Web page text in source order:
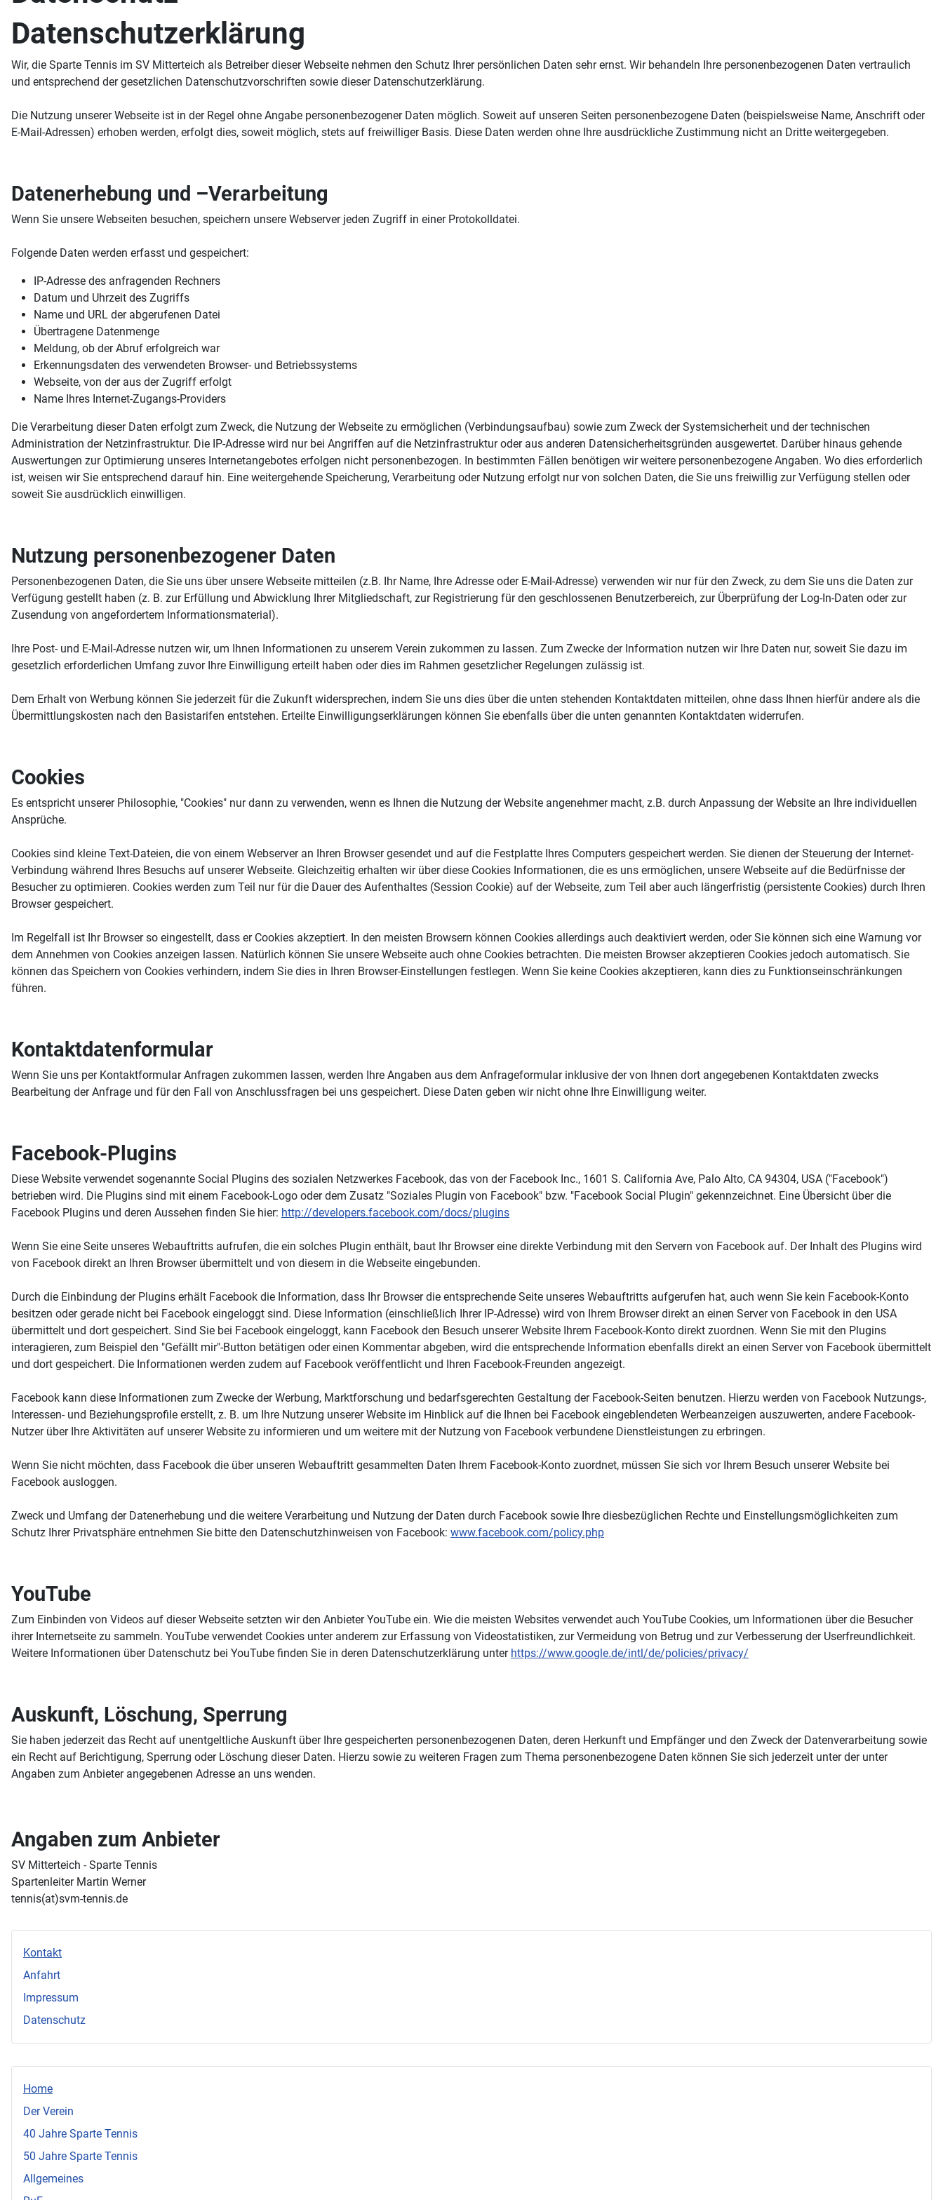
Home
Der Verein
40 Jahre Sparte Tennis
50 Jahre Sparte Tennis
Allgemeines
Datenschutzerklärung
Wir, die Sparte Tennis im SV Mitterteich als Betreiber dieser Webseite nehmen den Schutz Ihrer persönlichen Daten sehr ernst. Wir behandeln Ihre personenbezogenen Daten vertraulich
und entsprechend der gesetzlichen Datenschutzvorschriften sowie dieser Datenschutzerklärung.
Die Nutzung unserer Webseite ist in der Regel ohne Angabe personenbezogener Daten möglich. Soweit auf unseren Seiten personenbezogene Daten (beispielsweise Name, Anschrift oder
E-Mail-Adressen) erhoben werden, erfolgt dies, soweit möglich, stets auf freiwilliger Basis. Diese Daten werden ohne Ihre ausdrückliche Zustimmung nicht an Dritte weitergegeben.
Datenerhebung und –Verarbeitung
Wenn Sie unsere Webseiten besuchen, speichern unsere Webserver jeden Zugriff in einer Protokolldatei.
Folgende Daten werden erfasst und gespeichert:
IP-Adresse des anfragenden Rechners
Datum und Uhrzeit des Zugriffs
Name und URL der abgerufenen Datei
Übertragene Datenmenge
Meldung, ob der Abruf erfolgreich war
Erkennungsdaten des verwendeten Browser- und Betriebssystems
Webseite, von der aus der Zugriff erfolgt
Name Ihres Internet-Zugangs-Providers
Die Verarbeitung dieser Daten erfolgt zum Zweck, die Nutzung der Webseite zu ermöglichen (Verbindungsaufbau) sowie zum Zweck der Systemsicherheit und der technischen
Administration der Netzinfrastruktur. Die IP-Adresse wird nur bei Angriffen auf die Netzinfrastruktur oder aus anderen Datensicherheitsgründen ausgewertet. Darüber hinaus gehende
Auswertungen zur Optimierung unseres Internetangebotes erfolgen nicht personenbezogen. In bestimmten Fällen benötigen wir weitere personenbezogene Angaben. Wo dies erforderlich
ist, weisen wir Sie entsprechend darauf hin. Eine weitergehende Speicherung, Verarbeitung oder Nutzung erfolgt nur von solchen Daten, die Sie uns freiwillig zur Verfügung stellen oder
soweit Sie ausdrücklich einwilligen.
Nutzung personenbezogener Daten
Personenbezogenen Daten, die Sie uns über unsere Webseite mitteilen (z.B. Ihr Name, Ihre Adresse oder E-Mail-Adresse) verwenden wir nur für den Zweck, zu dem Sie uns die Daten zur
Verfügung gestellt haben (z. B. zur Erfüllung und Abwicklung Ihrer Mitgliedschaft, zur Registrierung für den geschlossenen Benutzerbereich, zur Überprüfung der Log-In-Daten oder zur
Zusendung von angefordertem Informationsmaterial).
Ihre Post- und E-Mail-Adresse nutzen wir, um Ihnen Informationen zu unserem Verein zukommen zu lassen. Zum Zwecke der Information nutzen wir Ihre Daten nur, soweit Sie dazu im
gesetzlich erforderlichen Umfang zuvor Ihre Einwilligung erteilt haben oder dies im Rahmen gesetzlicher Regelungen zulässig ist.
Dem Erhalt von Werbung können Sie jederzeit für die Zukunft widersprechen, indem Sie uns dies über die unten stehenden Kontaktdaten mitteilen, ohne dass Ihnen hierfür andere als die
Übermittlungskosten nach den Basistarifen entstehen. Erteilte Einwilligungserklärungen können Sie ebenfalls über die unten genannten Kontaktdaten widerrufen.
Cookies
Es entspricht unserer Philosophie, "Cookies" nur dann zu verwenden, wenn es Ihnen die Nutzung der Website angenehmer macht, z.B. durch Anpassung der Website an Ihre individuellen
Ansprüche.
Cookies sind kleine Text-Dateien, die von einem Webserver an Ihren Browser gesendet und auf die Festplatte Ihres Computers gespeichert werden. Sie dienen der Steuerung der Internet-
Verbindung während Ihres Besuchs auf unserer Webseite. Gleichzeitig erhalten wir über diese Cookies Informationen, die es uns ermöglichen, unsere Webseite auf die Bedürfnisse der
Besucher zu optimieren. Cookies werden zum Teil nur für die Dauer des Aufenthaltes (Session Cookie) auf der Webseite, zum Teil aber auch längerfristig (persistente Cookies) durch Ihren
Browser gespeichert.
Im Regelfall ist Ihr Browser so eingestellt, dass er Cookies akzeptiert. In den meisten Browsern können Cookies allerdings auch deaktiviert werden, oder Sie können sich eine Warnung vor
dem Annehmen von Cookies anzeigen lassen. Natürlich können Sie unsere Webseite auch ohne Cookies betrachten. Die meisten Browser akzeptieren Cookies jedoch automatisch. Sie
können das Speichern von Cookies verhindern, indem Sie dies in Ihren Browser-Einstellungen festlegen. Wenn Sie keine Cookies akzeptieren, kann dies zu Funktionseinschränkungen
führen.
Kontaktdatenformular
Wenn Sie uns per Kontaktformular Anfragen zukommen lassen, werden Ihre Angaben aus dem Anfrageformular inklusive der von Ihnen dort angegebenen Kontaktdaten zwecks
Bearbeitung der Anfrage und für den Fall von Anschlussfragen bei uns gespeichert. Diese Daten geben wir nicht ohne Ihre Einwilligung weiter.
Facebook-Plugins
Diese Website verwendet sogenannte Social Plugins des sozialen Netzwerkes Facebook, das von der Facebook Inc., 1601 S. California Ave, Palo Alto, CA 94304, USA ("Facebook")
betrieben wird. Die Plugins sind mit einem Facebook-Logo oder dem Zusatz "Soziales Plugin von Facebook" bzw. "Facebook Social Plugin" gekennzeichnet. Eine Übersicht über die
Facebook Plugins und deren Aussehen finden Sie hier: http://developers.facebook.com/docs/plugins
Wenn Sie eine Seite unseres Webauftritts aufrufen, die ein solches Plugin enthält, baut Ihr Browser eine direkte Verbindung mit den Servern von Facebook auf. Der Inhalt des Plugins wird
von Facebook direkt an Ihren Browser übermittelt und von diesem in die Webseite eingebunden.
Durch die Einbindung der Plugins erhält Facebook die Information, dass Ihr Browser die entsprechende Seite unseres Webauftritts aufgerufen hat, auch wenn Sie kein Facebook-Konto
besitzen oder gerade nicht bei Facebook eingeloggt sind. Diese Information (einschließlich Ihrer IP-Adresse) wird von Ihrem Browser direkt an einen Server von Facebook in den USA
übermittelt und dort gespeichert. Sind Sie bei Facebook eingeloggt, kann Facebook den Besuch unserer Website Ihrem Facebook-Konto direkt zuordnen. Wenn Sie mit den Plugins
interagieren, zum Beispiel den "Gefällt mir"-Button betätigen oder einen Kommentar abgeben, wird die entsprechende Information ebenfalls direkt an einen Server von Facebook übermittelt
und dort gespeichert. Die Informationen werden zudem auf Facebook veröffentlicht und Ihren Facebook-Freunden angezeigt.
Facebook kann diese Informationen zum Zwecke der Werbung, Marktforschung und bedarfsgerechten Gestaltung der Facebook-Seiten benutzen. Hierzu werden von Facebook Nutzungs-,
Interessen- und Beziehungsprofile erstellt, z. B. um Ihre Nutzung unserer Website im Hinblick auf die Ihnen bei Facebook eingeblendeten Werbeanzeigen auszuwerten, andere Facebook-
Nutzer über Ihre Aktivitäten auf unserer Website zu informieren und um weitere mit der Nutzung von Facebook verbundene Dienstleistungen zu erbringen.
Wenn Sie nicht möchten, dass Facebook die über unseren Webauftritt gesammelten Daten Ihrem Facebook-Konto zuordnet, müssen Sie sich vor Ihrem Besuch unserer Website bei
Facebook ausloggen.
Zweck und Umfang der Datenerhebung und die weitere Verarbeitung und Nutzung der Daten durch Facebook sowie Ihre diesbezüglichen Rechte und Einstellungsmöglichkeiten zum
Schutz Ihrer Privatsphäre entnehmen Sie bitte den Datenschutzhinweisen von Facebook: www.facebook.com/policy.php
YouTube
Zum Einbinden von Videos auf dieser Webseite setzten wir den Anbieter YouTube ein. Wie die meisten Websites verwendet auch YouTube Cookies, um Informationen über die Besucher
ihrer Internetseite zu sammeln. YouTube verwendet Cookies unter anderem zur Erfassung von Videostatistiken, zur Vermeidung von Betrug und zur Verbesserung der Userfreundlichkeit.
Weitere Informationen über Datenschutz bei YouTube finden Sie in deren Datenschutzerklärung unter https://www.google.de/intl/de/policies/privacy/
Auskunft, Löschung, Sperrung
Sie haben jederzeit das Recht auf unentgeltliche Auskunft über Ihre gespeicherten personenbezogenen Daten, deren Herkunft und Empfänger und den Zweck der Datenverarbeitung sowie
ein Recht auf Berichtigung, Sperrung oder Löschung dieser Daten. Hierzu sowie zu weiteren Fragen zum Thema personenbezogene Daten können Sie sich jederzeit unter der unter
Angaben zum Anbieter angegebenen Adresse an uns wenden.
Angaben zum Anbieter
SV Mitterteich - Sparte Tennis
Spartenleiter Martin Werner
tennis(at)svm-tennis.de
Kontakt
Anfahrt
Impressum
Datenschutz